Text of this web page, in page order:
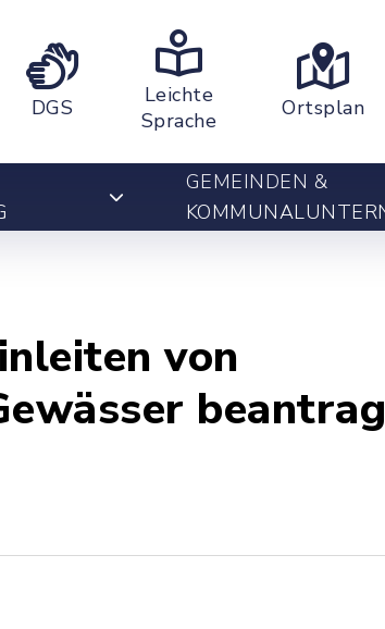
DGS
Leichte
Sprache
Ortsplan
GEMEINDEN &
von